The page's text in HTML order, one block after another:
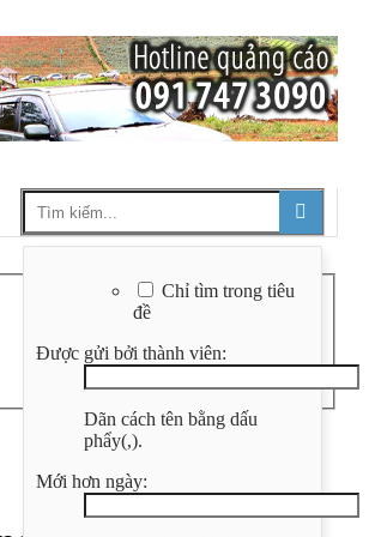
Chỉ tìm trong tiêu
đề
Được gửi bởi thành viên:
Dãn cách tên bằng dấu
phẩy(,).
Mới hơn ngày: